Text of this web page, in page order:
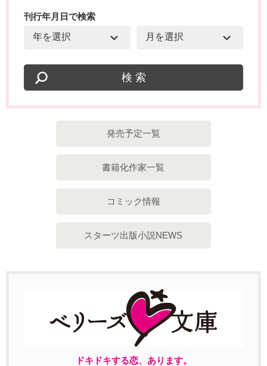
刊行年月日で検索
発売予定一覧
書籍化作家一覧
コミック情報
スターツ出版小説NEWS
ドキドキする恋、あります。